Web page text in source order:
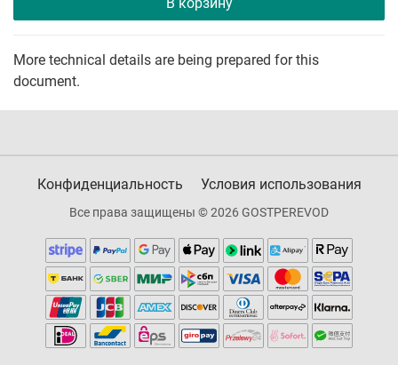
More technical details are being prepared for this
document.
Конфиденциальность Условия использования
Все права защищены © 2026 GOSTPEREVOD